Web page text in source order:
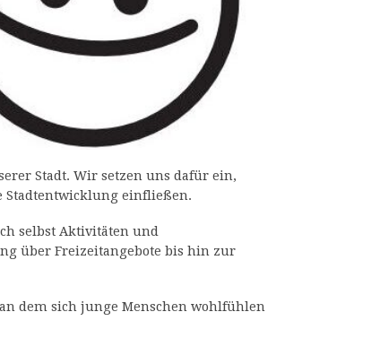
Stadt. Wir setzen uns dafür ein,
Stadtentwicklung einfließen.
selbst Aktivitäten und
über Freizeitangebote bis hin zur
dem sich junge Menschen wohlfühlen